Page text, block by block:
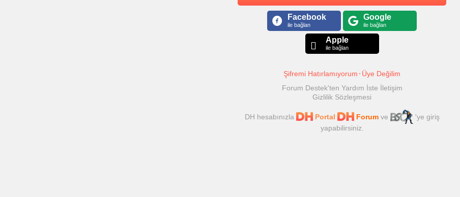
Facebook
ile bağlan
Google
ile bağlan
Apple
ile bağlan
Şifremi Hatırlamıyorum
Üye Değilim
Forum Destek'ten Yardım İste İletişim
Gizlilik Sözleşmesi
DH hesabınızla Portal Forumve
'ye giriş
yapabilirsiniz.